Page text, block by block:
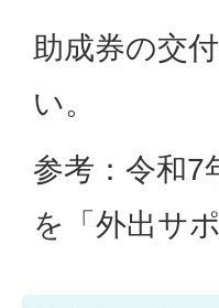
助成券の交
い。
参考：令和7
を「外出サ